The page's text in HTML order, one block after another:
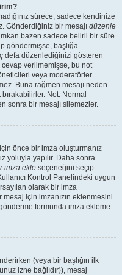
sürece, sadece kendinize
Gönderdiğiniz bir mesajı düzenle
bazen sadece belirli bir süre
göndermişse, başlığa
defa düzenlediğinizi gösteren
cevap verilmemişse, bu not
veya moderatörler
Buna rağmen mesajı neden
Not: Normal
sonra bir mesajı silemezler.
önce bir imza oluşturmanız
yoluyla yapılır. Daha sonra
imza ekle seçeneğini seçip
Kontrol Panelindeki uygun
olarak bir imza
için imzanızın eklenmesini
formunda imza ekleme
(veya bir başlığın ilk
izne bağlıdır)), mesaj